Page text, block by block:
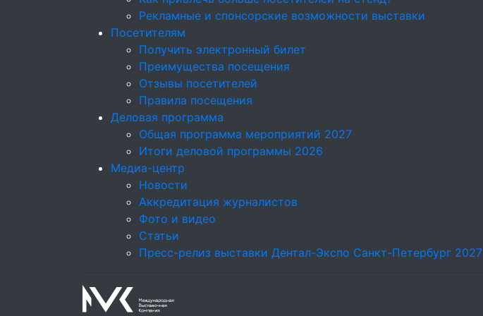
Рекламные и спонсорские возможности выставки
Посетителям
Получить электронный билет
Преимущества посещения
Отзывы посетителей
Правила посещения
Деловая программа
Общая программа мероприятий 2027
Итоги деловой программы 2026
Медиа-центр
Новости
Аккредитация журналистов
Фото и видео
Статьи
Пресс-релиз выставки Дентал-Экспо Санкт-Петербург 2027